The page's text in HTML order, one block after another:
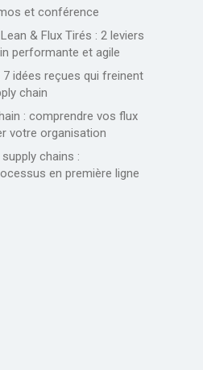
et conférence
& Flux Tirés : 2 leviers
performante et agile
idées reçues qui freinent
chain
: comprendre vos flux
votre organisation
chains :
en première ligne